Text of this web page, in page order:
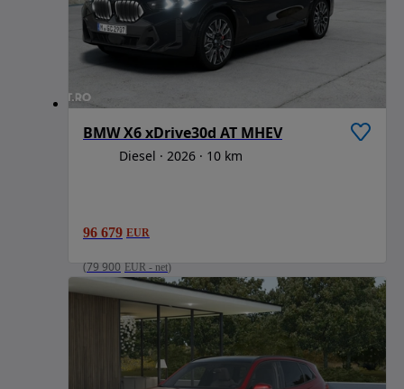
BMW X6 xDrive30d AT MHEV
Diesel 2026 10 km
96 679 EUR
(79 900 EUR - net)